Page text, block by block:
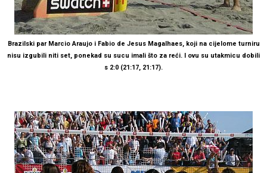
Brazilski par Marcio Araujo i Fabio de Jesus Magalhaes, koji na cijelome turniru
nisu izgubili niti set, ponekad su sucu imali što za reći. I ovu su utakmicu dobili
s 2:0 (21:17, 21:17).